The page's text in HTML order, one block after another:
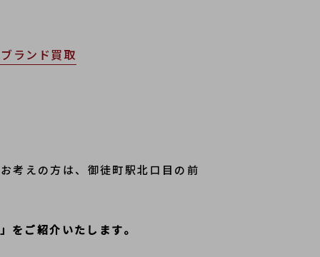
ランド買取
考えの方は、御徒町駅北口目の前
をご紹介いたします。